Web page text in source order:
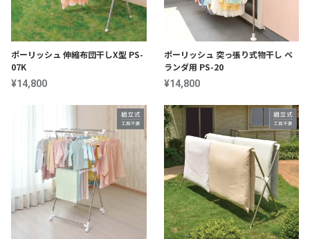
ポーリッシュ 伸縮布団干しX型 PS-
07K
¥14,800
ポーリッシュ 突っ張り式物干し ベ
ランダ用 PS-20
¥14,800